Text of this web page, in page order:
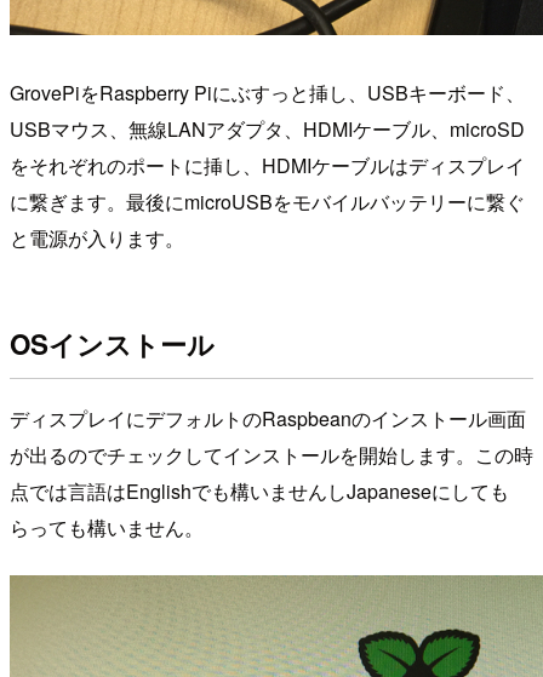
GrovePiをRaspberry Piにぶすっと挿し、USBキーボード、
USBマウス、無線LANアダプタ、HDMIケーブル、microSD
をそれぞれのポートに挿し、HDMIケーブルはディスプレイ
に繋ぎます。最後にmicroUSBをモバイルバッテリーに繋ぐ
と電源が入ります。
OSインストール
ディスプレイにデフォルトのRaspbeanのインストール画面
が出るのでチェックしてインストールを開始します。この時
点では言語はEnglishでも構いませんしJapaneseにしても
らっても構いません。